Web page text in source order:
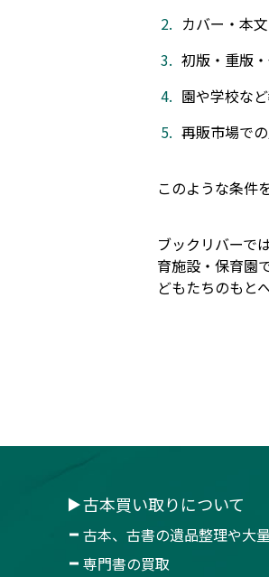
カバー・本
初版・重版
園や学校な
再販市場で
このような条件
ブックリバーで
育施設・保育園
どもたちのもと
古本買い取りについて
古本、古書の遺品整理や大
専門書の買取